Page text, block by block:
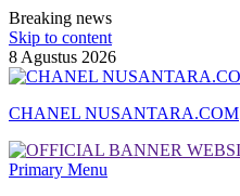
Breaking news
Skip to content
8 Agustus 2026
CHANEL NUSANTARA.COM
Primary Menu